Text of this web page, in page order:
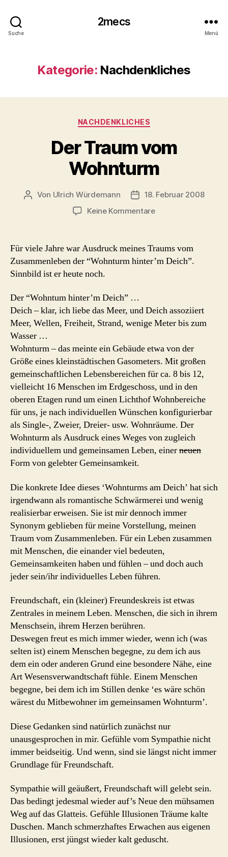
Suche
2mecs
Menü
Kategorie: Nachdenkliches
Kategorien
NACHDENKLICHES
Der Traum vom
Wohnturm
Beitragsautor
Von Ulrich Würdemann Beitragsdatum
18. Februar 2008
Keine Kommentarezu
Für viele Jahre war Ausdruck meines Traums vom
Zusammenleben der “Wohnturm hinter’m Deich”.
Sinnbild ist er heute noch.
Der “Wohntum hinter’m Deich” …
Deich – klar, ich liebe das Meer, und Deich assoziiert
Meer, Wellen, Freiheit, Strand, wenige Meter bis zum
Wasser …
Wohnturm – das meinte ein Gebäude etwa von der
Größe eines kleinstädtischen Gasometers. Mit großen
gemeinschaftlichen Lebensbereichen für ca. 8 bis 12,
vielleicht 16 Menschen im Erdgeschoss, und in den
oberen Etagen rund um einen Lichthof Wohnbereiche
für uns, je nach individuellen Wünschen konfigurierbar
als Single-, Zweier, Dreier- usw. Wohnräume. Der
Wohnturm als Ausdruck eines Weges von zugleich
individuellem und gemeinsamen Leben, einerneuen
Form von gelebter Gemeinsamkeit.
Die konkrete Idee dieses ‘Wohnturms am Deich’ hat sich
irgendwann als romantische Schwärmerei und wenig
realisierbar erweisen. Sie ist mir dennoch immer
Synonym geblieben für meine Vorstellung, meinen
Traum vom Zusammenleben. Für ein Leben zusammen
mit Menschen, die einander viel bedeuten,
Gemeinsamkeiten haben und fühlen – und doch auch
jeder sein/ihr individuelles Leben führen.
Freundschaft, ein (kleiner) Freundeskreis ist etwas
Zentrales in meinem Leben. Menschen, die sich in ihrem
Menschsein, ihrem Herzen berühren.
Deswegen freut es mich immer wieder, wenn ich (was
selten ist) einem Menschen begegne, zu dem ich aus
dem ein oder anderen Grund eine besondere Nähe, eine
Art Wesensverwandtschaft fühle. Einem Menschen
begegne, bei dem ich im Stillen denke ‘es wäre schön
wärest du Mitbewohner im gemeinsamen Wohnturm’.
Diese Gedanken sind natürlich zunächst nur
unausgesprochen in mir. Gefühle vom Sympathie nicht
immer beidseitig. Und wenn, sind sie längst nicht immer
Grundlage für Freundschaft.
Sympathie will geäußert, Freundschaft will gelebt sein.
Das bedingt jedesmal wieder auf’s Neue den mühsamen
Weg auf das Glatteis. Gefühle Illusionen Träume kalte
Duschen. Manch schmerzhaftes Erwachen aus eigenen
Illusionen, erst jüngst wieder kalt geduscht.